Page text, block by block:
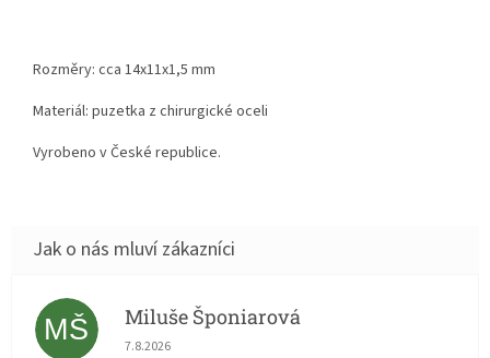
Rozměry: cca 14x11x1,5 mm
Materiál: puzetka z chirurgické oceli
Vyrobeno v České republice.
MŠ Miluše Šponiarová
Hodnocení obchodu je 5 z 5 hvězdiček.
7.8.2026